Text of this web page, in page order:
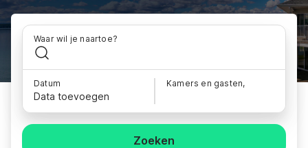
Waar wil je naartoe?
Datum
Data toevoegen
Kamers en gasten,
Zoeken